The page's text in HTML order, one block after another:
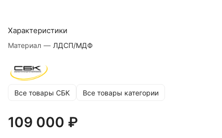
Характеристики
Материал — ЛДСП/МДФ
Все товары СБК Все товары категории
109 000 ₽